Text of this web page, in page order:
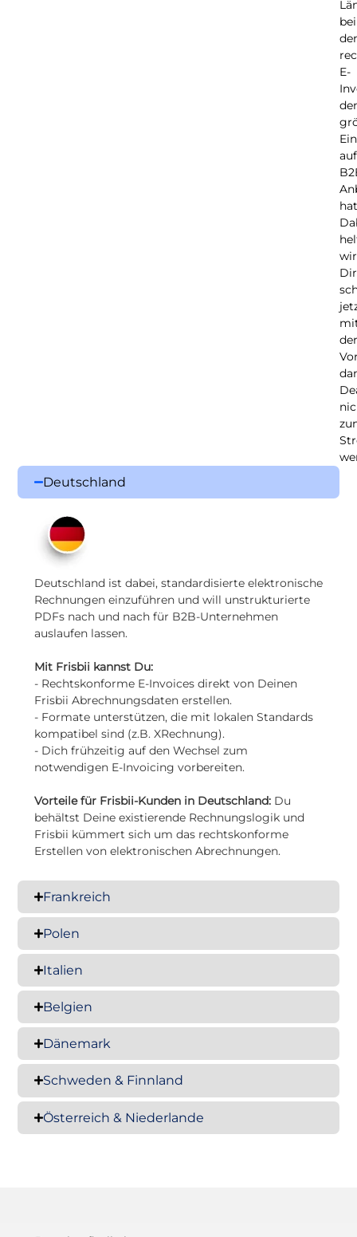
bei
E-
auf
wir
Dir
der
Deutschland
Deutschland ist dabei, standardisierte elektronische
Rechnungen einzuführen und will unstrukturierte
PDFs nach und nach für B2B-Unternehmen
auslaufen lassen.
Mit Frisbii kannst Du:
- Rechtskonforme E-Invoices direkt von Deinen
Frisbii Abrechnungsdaten erstellen.
- Formate unterstützen, die mit lokalen Standards
kompatibel sind (z.B. XRechnung).
- Dich frühzeitig auf den Wechsel zum
notwendigen E-Invoicing vorbereiten.
Vorteile für Frisbii-Kunden in Deutschland:Du
behältst Deine existierende Rechnungslogik und
Frisbii kümmert sich um das rechtskonforme
Erstellen von elektronischen Abrechnungen.
Frankreich
Polen
Italien
Belgien
Dänemark
Schweden & Finnland
Österreich & Niederlande